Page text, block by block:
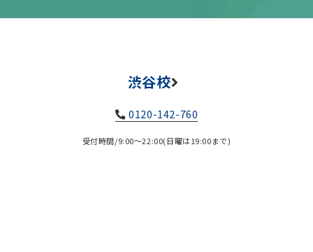
渋谷校
0120-142-760
受付時間/9:00～22:00(日曜は19:00まで)